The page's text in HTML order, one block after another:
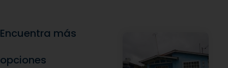
Encuentra más
opciones